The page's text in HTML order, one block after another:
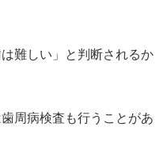
難しい」と判断されるか
周病検査も行うことがあ